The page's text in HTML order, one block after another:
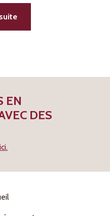
EN
DES
ici.